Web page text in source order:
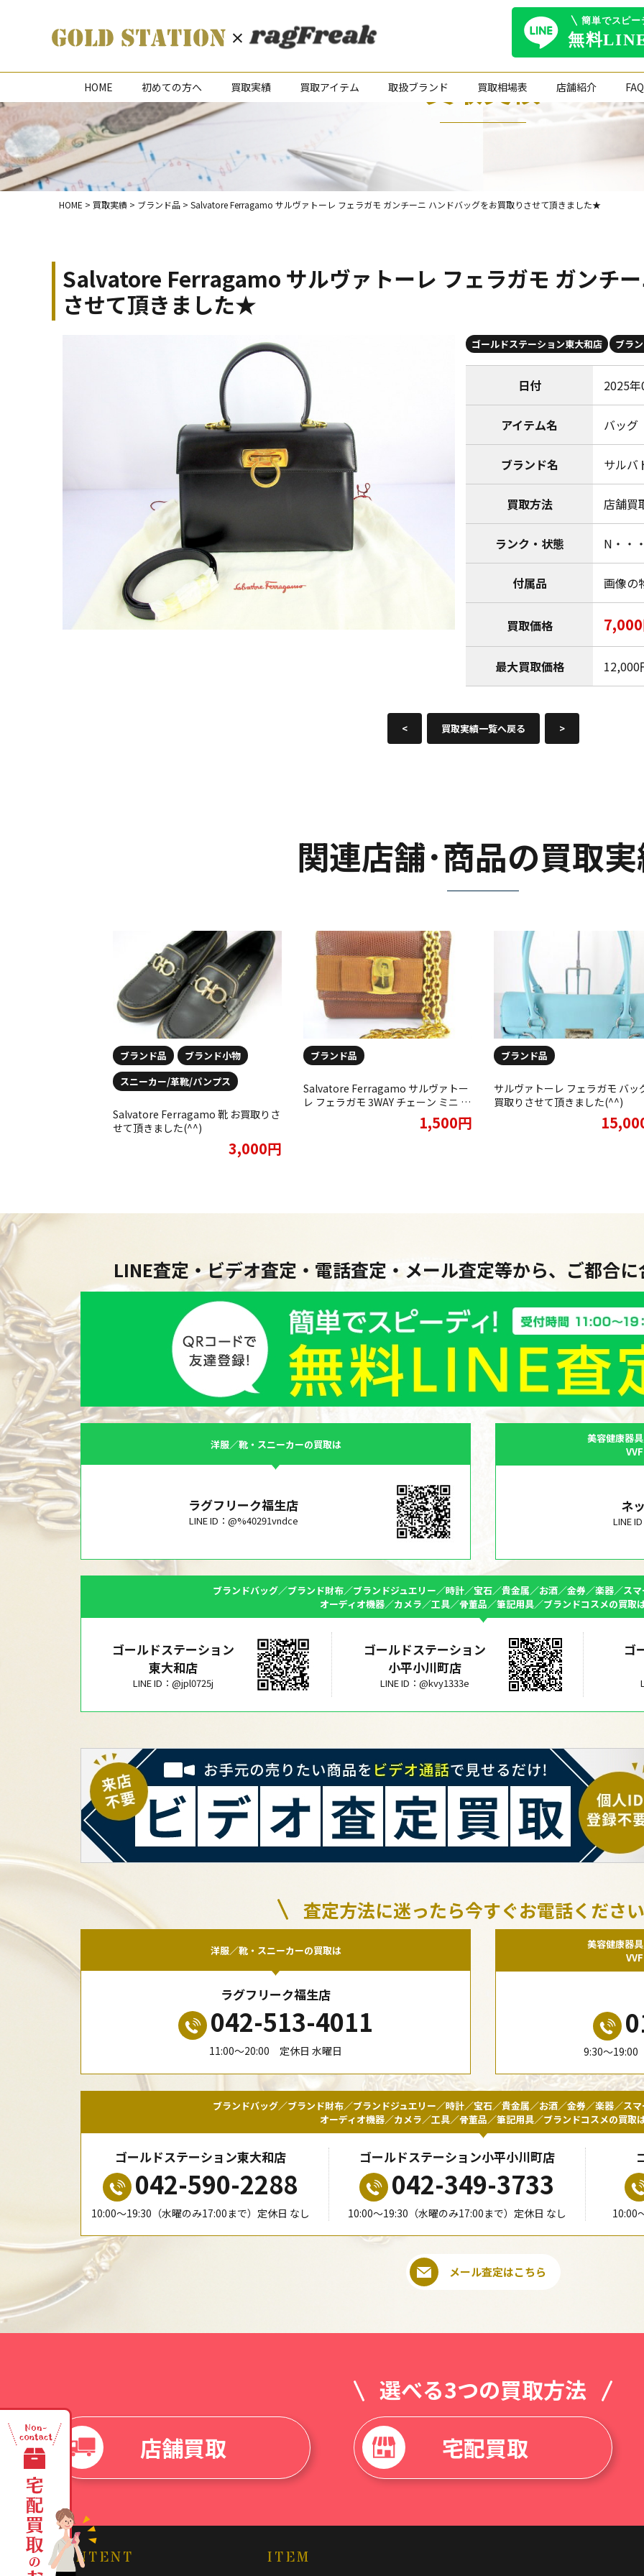
HOME 初めての方へ 買取実績 買取アイテム 取扱ブランド 買取相場表 店舗紹介 FAQ
買取実績
HOME > 買取実績 > ブランド品 > Salvatore Ferragamo サルヴァトーレ フェラガモ ガンチーニ ハンドバッグをお買取りさせて頂きました★
Salvatore Ferragamo サルヴァトーレ フェラガモ ガンチ
させて頂きました★
ゴールドステーション東大和店 ブラ
日付 2025
アイテム名 バッグ
ブランド名 サルバ
買取方法 店舗買
ランク・状態 N・・
付属品 画像の
買取価格
最大買取価格 12,000
< 買取実績一覧へ戻る >
関連店舗･商品の買取
ブランド品
ブランド小物
スニーカー/革靴/パンプス
Salvatore Ferragamo 靴 お買取りさ
せて頂きました(^^)
3,000円
ブランド品
Salvatore Ferragamo サルヴァトー
レ フェラガモ 3WAY チェーン ミニ バ
ッグ ヴァラリボン リザードをお買取
1,500円
ブランド品
サルヴァトーレ フェラガモ バッ
買取りさせて頂きました(^^)
LINE査定・ビデオ査定・電話査定・メール査定等から、ご都合
洋服／靴・スニーカーの買取は
ラグフリーク福生店
LINE ID：@%40291vndce
美容健康器
ネ
LINE
ブランドバッグ／ブランド財布／ブランドジュエリー／時計／宝石／貴金属／お酒／金券／楽器／ス
オーディオ機器／カメラ／工具／骨董品／筆記用具／ブランドコスメの買取
ゴールドステーション
東大和店
LINE ID：@jpl0725j
ゴールドステーション
小平小川町店
LINE ID：@kvy1333e
ゴ
査定方法に迷ったら今すぐお電話くださ
洋服／靴・スニーカーの買取は
ラグフリーク福生店
042-513-4011
11:00〜20:00 定休日 水曜日
美容健康器
9:30〜19:00
ブランドバッグ／ブランド財布／ブランドジュエリー／時計／宝石／貴金属／お酒／金券／楽器／ス
オーディオ機器／カメラ／工具／骨董品／筆記用具／ブランドコスメの買取
ゴールドステーション東大和店
042-590-2288
10:00〜19:30（水曜のみ17:00まで）定休日 なし
ゴールドステーション小平小川町店
042-349-3733
10:00〜19:30（水曜のみ17:00まで）定休日 なし 10:00
メール査定はこちら
選べる3つの買取方法
店舗買取
宅配買取
CONTENT ITEM